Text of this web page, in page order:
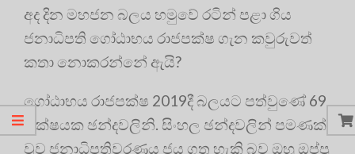
අද දින මහජන බලය හමුවේ රටින් පළා ගිය
ජනාධිපති ගෝඨාභය රාජපක්ෂ ගැන කවුරුවත්
කතා නොකරන්නේ ඇයි?
ගෝඨාභය රාජපක්ෂ 2019දී බලයට පත්වුණේ 69
ලක්ෂයක ඡන්දවලිනි. සිංහල ඡන්දවලින් පමණක්
වුව ජනාධිපතිවරණය ජය ගත හැකි බව ඔහු ඔප්පු